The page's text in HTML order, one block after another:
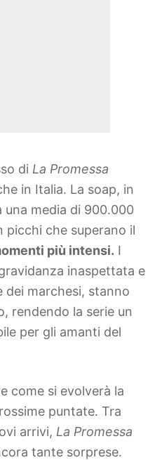
di La Promessa
in Italia. La soap, in
una media di 900.000
che superano il
più intensi. I
inaspettata e
marchesi, stanno
rendendo la serie un
per gli amanti del
come si evolverà la
puntate. Tra
arrivi, La Promessa
tante sorprese.